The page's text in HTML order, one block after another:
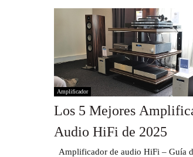
Amplificador
Los 5 Mejores
Audio HiFi de 2025
Amplificador de audio HiFi – Guía